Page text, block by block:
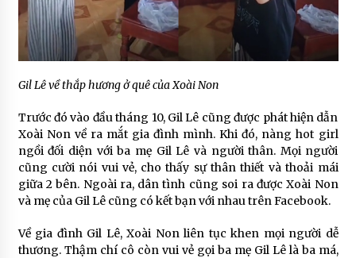
Gil Lê về thắp hương ở quê của Xoài Non
Trước đó vào đầu tháng 10, Gil Lê cũng được phát hiện dẫn
Xoài Non về ra mắt gia đình mình. Khi đó, nàng hot girl
ngồi đối diện với ba mẹ Gil Lê và người thân. Mọi người
cũng cười nói vui vẻ, cho thấy sự thân thiết và thoải mái
giữa 2 bên. Ngoài ra, dân tình cũng soi ra được Xoài Non
và mẹ của Gil Lê cũng có kết bạn với nhau trên Facebook.
Về gia đình Gil Lê, Xoài Non liên tục khen mọi người dễ
thương. Thậm chí cô còn vui vẻ gọi ba mẹ Gil Lê là ba má,